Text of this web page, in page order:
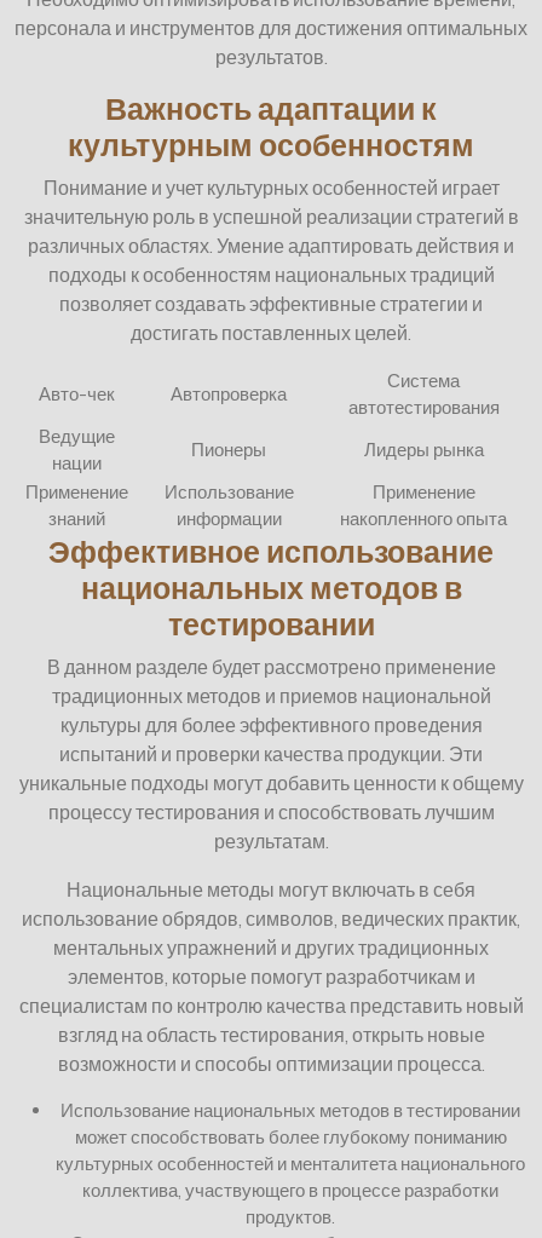
персонала и инструментов для достижения оптимальных
результатов.
Важность адаптации к
культурным особенностям
Понимание и учет культурных особенностей играет
значительную роль в успешной реализации стратегий в
различных областях. Умение адаптировать действия и
подходы к особенностям национальных традиций
позволяет создавать эффективные стратегии и
достигать поставленных целей.
Авто-чек Автопроверка
Система
автотестирования
Ведущие
нации
Пионеры
Лидеры рынка
Применение
знаний
Использование
информации
Применение
накопленного опыта
Эффективное использование
национальных методов в
тестировании
В данном разделе будет рассмотрено применение
традиционных методов и приемов национальной
культуры для более эффективного проведения
испытаний и проверки качества продукции. Эти
уникальные подходы могут добавить ценности к общему
процессу тестирования и способствовать лучшим
результатам.
Национальные методы могут включать в себя
использование обрядов, символов, ведических практик,
ментальных упражнений и других традиционных
элементов, которые помогут разработчикам и
специалистам по контролю качества представить новый
взгляд на область тестирования, открыть новые
возможности и способы оптимизации процесса.
Использование национальных методов в тестировании
может способствовать более глубокому пониманию
культурных особенностей и менталитета национального
коллектива, участвующего в процессе разработки
продуктов.